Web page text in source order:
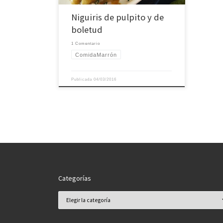
Niguiris de pulpito y de
boletud
1 Comentario
ComidaMarrón
Publicada04/03/2016
Categorías